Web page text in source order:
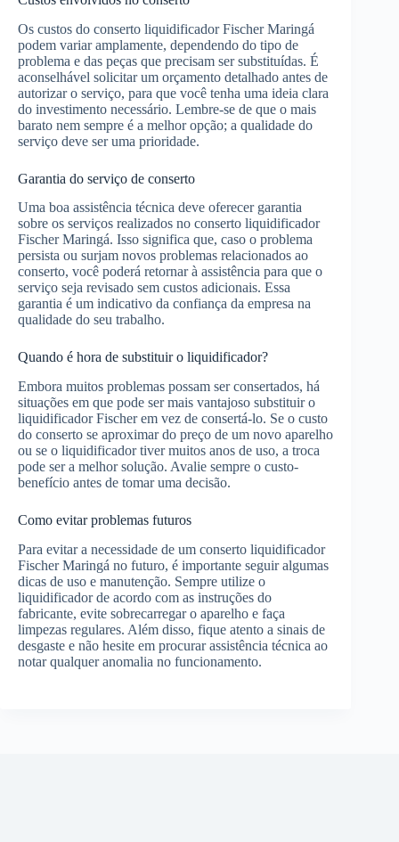
Os custos do conserto liquidificador Fischer Maringá
podem variar amplamente, dependendo do tipo de
problema e das peças que precisam ser substituídas. É
aconselhável solicitar um orçamento detalhado antes de
autorizar o serviço, para que você tenha uma ideia clara
do investimento necessário. Lembre-se de que o mais
barato nem sempre é a melhor opção; a qualidade do
serviço deve ser uma prioridade.
Garantia do serviço de conserto
Uma boa assistência técnica deve oferecer garantia
sobre os serviços realizados no conserto liquidificador
Fischer Maringá. Isso significa que, caso o problema
persista ou surjam novos problemas relacionados ao
conserto, você poderá retornar à assistência para que o
serviço seja revisado sem custos adicionais. Essa
garantia é um indicativo da confiança da empresa na
qualidade do seu trabalho.
Quando é hora de substituir o liquidificador?
Embora muitos problemas possam ser consertados, há
situações em que pode ser mais vantajoso substituir o
liquidificador Fischer em vez de consertá-lo. Se o custo
do conserto se aproximar do preço de um novo aparelho
ou se o liquidificador tiver muitos anos de uso, a troca
pode ser a melhor solução. Avalie sempre o custo-
benefício antes de tomar uma decisão.
Como evitar problemas futuros
Para evitar a necessidade de um conserto liquidificador
Fischer Maringá no futuro, é importante seguir algumas
dicas de uso e manutenção. Sempre utilize o
liquidificador de acordo com as instruções do
fabricante, evite sobrecarregar o aparelho e faça
limpezas regulares. Além disso, fique atento a sinais de
desgaste e não hesite em procurar assistência técnica ao
notar qualquer anomalia no funcionamento.